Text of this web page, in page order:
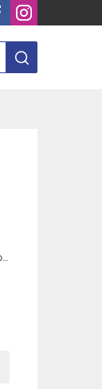
marius.pamparau@imo-hub.ro